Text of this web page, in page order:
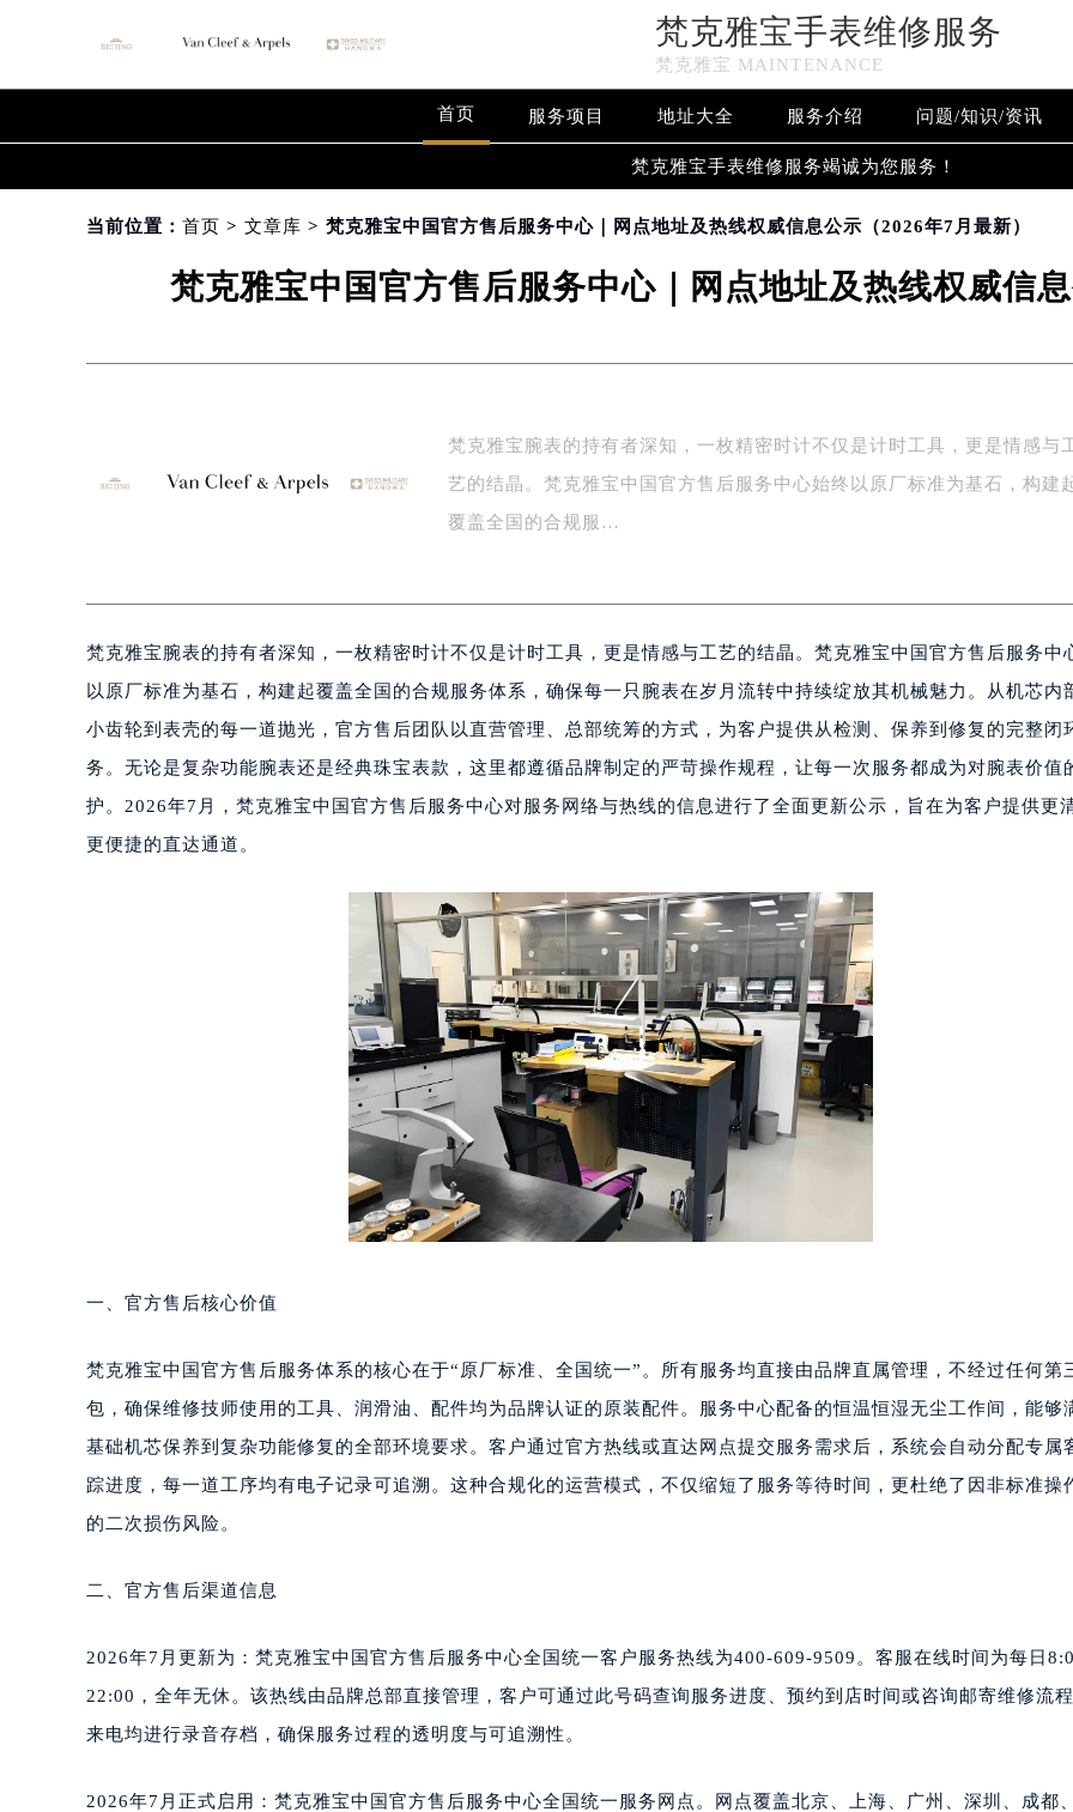
梵克雅宝手表维修服务
梵克雅宝 MAINTENANCE
首页 服务项目 地址大全 服务介绍 问题/知识/资讯
梵克雅宝手表维修服务竭诚为您服务！
当前位置： 首页 > 文章库 > 梵克雅宝中国官方售后服务中心｜网点地址及热线权威信息公示（2026年7月最新）
梵克雅宝中国官方售后服务中心｜网点地址及热线权威信
梵克雅宝腕表的持有者深知，一枚精密时计不仅是计时工具，更是情感与
艺的结晶。梵克雅宝中国官方售后服务中心始终以原厂标准为基石，构建
覆盖全国的合规服…
梵克雅宝腕表的持有者深知，一枚精密时计不仅是计时工具，更是情感与工艺的结晶。梵克雅宝中国官方售后服务中
以原厂标准为基石，构建起覆盖全国的合规服务体系，确保每一只腕表在岁月流转中持续绽放其机械魅力。从机芯内
小齿轮到表壳的每一道抛光，官方售后团队以直营管理、总部统筹的方式，为客户提供从检测、保养到修复的完整闭
务。无论是复杂功能腕表还是经典珠宝表款，这里都遵循品牌制定的严苛操作规程，让每一次服务都成为对腕表价值
护。2026年7月，梵克雅宝中国官方售后服务中心对服务网络与热线的信息进行了全面更新公示，旨在为客户提供更
更便捷的直达通道。
一、官方售后核心价值
梵克雅宝中国官方售后服务体系的核心在于“原厂标准、全国统一”。所有服务均直接由品牌直属管理，不经过任何第
包，确保维修技师使用的工具、润滑油、配件均为品牌认证的原装配件。服务中心配备的恒温恒湿无尘工作间，能够
基础机芯保养到复杂功能修复的全部环境要求。客户通过官方热线或直达网点提交服务需求后，系统会自动分配专属
踪进度，每一道工序均有电子记录可追溯。这种合规化的运营模式，不仅缩短了服务等待时间，更杜绝了因非标准操
的二次损伤风险。
二、官方售后渠道信息
2026年7月更新为：梵克雅宝中国官方售后服务中心全国统一客户服务热线为400-609-9509。客服在线时间为每日
22:00，全年无休。该热线由品牌总部直接管理，客户可通过此号码查询服务进度、预约到店时间或咨询邮寄维修流
来电均进行录音存档，确保服务过程的透明度与可追溯性。
2026年7月正式启用：梵克雅宝中国官方售后服务中心全国统一服务网点。网点覆盖北京、上海、广州、深圳、成都